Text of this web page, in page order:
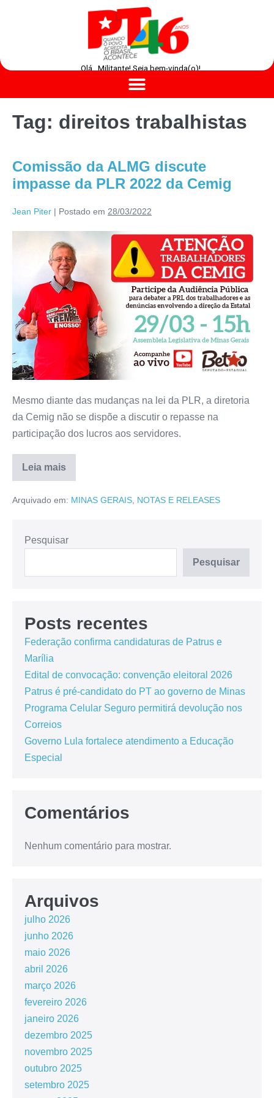
Olá , Militante! Seja bem-vinda(o)!
Tag: direitos trabalhistas
Comissão da ALMG discute
impasse da PLR 2022 da Cemig
Jean Piter | Postado em 28/03/2022
Mesmo diante das mudanças na lei da PLR, a diretoria
da Cemig não se dispõe a discutir o repasse na
participação dos lucros aos servidores.
Leia mais
Arquivado em: MINAS GERAIS NOTAS E RELEASES
Pesquisar
Pesquisar
Posts recentes
Federação confirma candidaturas de Patrus e
Marília
Edital de convocação: convenção eleitoral 2026
Patrus é pré-candidato do PT ao governo de Minas
Programa Celular Seguro permitirá devolução nos
Correios
Governo Lula fortalece atendimento a Educação
Especial
Comentários
Nenhum comentário para mostrar.
Arquivos
julho 2026
junho 2026
maio 2026
abril 2026
março 2026
fevereiro 2026
janeiro 2026
dezembro 2025
novembro 2025
outubro 2025
setembro 2025